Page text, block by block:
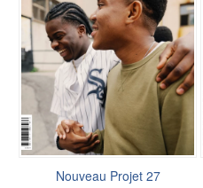
Nouveau Projet 27